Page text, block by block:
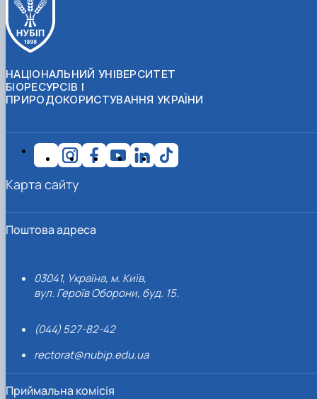
НАЦІОНАЛЬНИЙ УНІВЕРСИТЕТ
БІОРЕСУРСІВ І
ПРИРОДОКОРИСТУВАННЯ УКРАЇНИ
Поштова адреса
03041, Україна, м. Київ,
вул. Героїв Оборони, буд. 15.
(044) 527-82-42
rectorat@nubip.edu.ua
Приймальна комісія
Карта сайту